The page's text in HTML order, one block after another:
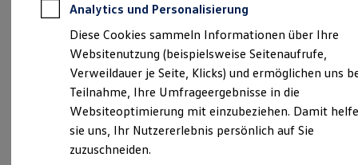
Kfz-Versicherung
Restschuldversicherungen
Garantien
Wartungsverträge
Geschäftskunden
Professional Class bei Volkswagen
Großkunden
Behörden
Direktkunden
Sonderfahrzeuge
Anpfiff zum Gewinn
Verantwortlich für die Inhalte auf dieser Seite ist die Autohaus
Wohn GmbH (Impressum & Rechtliches )
Weißenbacher Straße 85, 95100 Selb
Analytics und Personalisierung
Diese Cookies sammeln Informationen über Ihre
Websitenutzung (beispielsweise Seitenaufrufe,
Verweildauer je Seite, Klicks) und ermöglichen uns
Teilnahme, Ihre Umfrageergebnisse in die
Websiteoptimierung mit einzubeziehen. Damit
sie uns, Ihr Nutzererlebnis persönlich auf Sie
zuzuschneiden.